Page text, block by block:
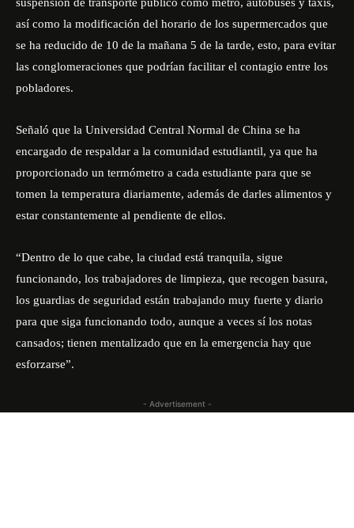
así como la modificación del horario de los supermercados que
se ha reducido de 10 de la mañana 5 de la tarde, esto, para evitar
las conglomeraciones que podrían facilitar el contagio entre los
pobladores.
Señaló que la Universidad Central Normal de China se ha
encargado de respaldar a la comunidad estudiantil, ya que ha
proporcionado un termómetro a cada estudiante para que se
tomen la temperatura diariamente, además de darles alimentos y
estar constantemente al pendiente de ellos.
“Dentro de lo que cabe, la ciudad está tranquila, sigue
funcionando, los trabajadores de limpieza, que recogen basura,
los guardias de seguridad están trabajando muy fuerte y diario
para que siga funcionando todo, aunque a veces sí los notas
cansados; tienen mentalizado que en la emergencia hay que
esforzarse”.
- Advertisement -